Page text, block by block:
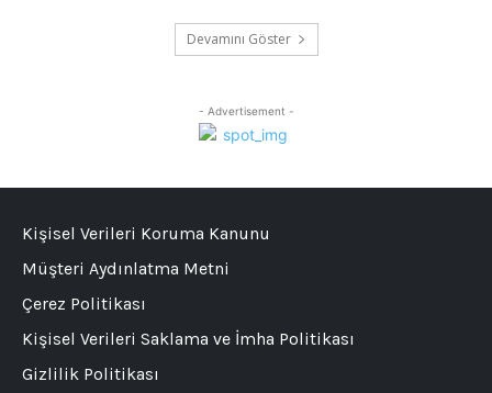
Devamını Göster
- Advertisement -
Kişisel Verileri Koruma Kanunu
Müşteri Aydınlatma Metni
Çerez Politikası
Kişisel Verileri Saklama ve İmha Politikası
Gizlilik Politikası